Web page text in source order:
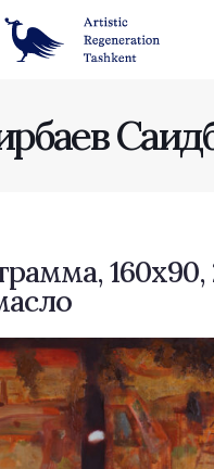
160х90,